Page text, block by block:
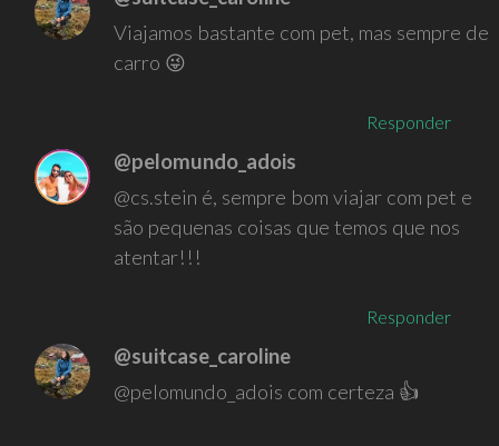
Viajamos bastante com pet, mas sempre de
carro 😜
Responder
@pelomundo_adois
@cs.stein é, sempre bom viajar com pet e
são pequenas coisas que temos que nos
atentar!!!
Responder
@suitcase_caroline
@pelomundo_adois com certeza 👍